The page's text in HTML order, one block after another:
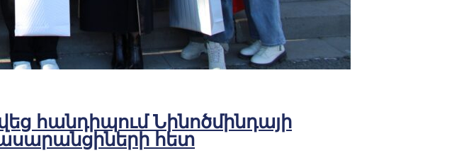
հանդիպում Նինոծմինդայի
հետ